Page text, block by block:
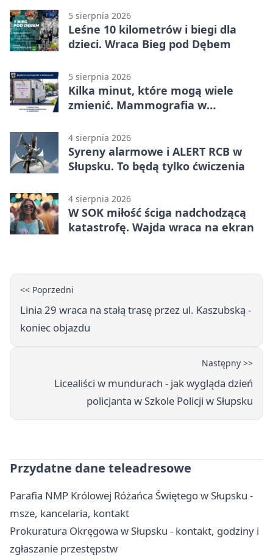
5 sierpnia 2026
Leśne 10 kilometrów i biegi dla
dzieci. Wraca Bieg pod Dębem
5 sierpnia 2026
Kilka minut, które mogą wiele
zmienić. Mammografia w
4 sierpnia 2026
Syreny alarmowe i ALERT RCB w
Słupsku. To będą tylko ćwiczenia
4 sierpnia 2026
W SOK miłość ściga nadchodzącą
katastrofę. Wajda wraca na ekran
<< Poprzedni
Linia 29 wraca na stałą trasę przez ul. Kaszubską -
koniec objazdu
Następny >>
Licealiści w mundurach - jak wygląda dzień
policjanta w Szkole Policji w Słupsku
Przydatne dane teleadresowe
Parafia NMP Królowej Różańca Świętego w Słupsku -
msze, kancelaria, kontakt
Prokuratura Okręgowa w Słupsku - kontakt, godziny i
zgłaszanie przestępstw